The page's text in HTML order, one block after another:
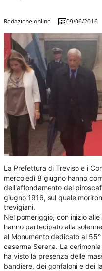
Redazione online 09/06/2016
La Prefettura di Treviso e i
mercoledì 8 giugno hanno
dell'affondamento del
giugno 1916, sul quale
trevigiani.
Nel pomeriggio, con inizio
hanno partecipato alla
al Monumento dedicato al
caserma Serena. La
ha visto la presenza delle
bandiere, dei gonfaloni e dei